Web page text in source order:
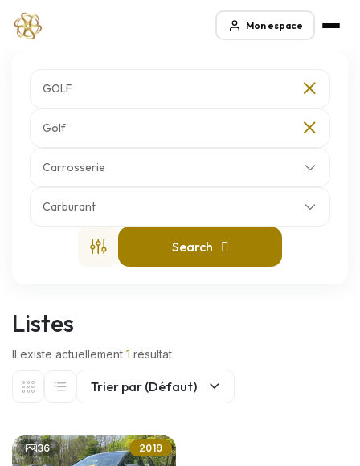
Mon espace
GOLF
Golf
Carrosserie
Carburant
Search
Listes
Il existe actuellement 1 résultat
Trier par (Défaut)
36 2019